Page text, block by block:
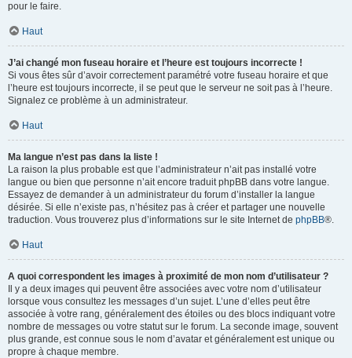
pour le faire.
Haut
J’ai changé mon fuseau horaire et l’heure est toujours incorrecte !
Si vous êtes sûr d’avoir correctement paramétré votre fuseau horaire et que
l’heure est toujours incorrecte, il se peut que le serveur ne soit pas à l’heure.
Signalez ce problème à un administrateur.
Haut
Ma langue n’est pas dans la liste !
La raison la plus probable est que l’administrateur n’ait pas installé votre
langue ou bien que personne n’ait encore traduit phpBB dans votre langue.
Essayez de demander à un administrateur du forum d’installer la langue
désirée. Si elle n’existe pas, n’hésitez pas à créer et partager une nouvelle
traduction. Vous trouverez plus d’informations sur le site Internet de phpBB®.
Haut
A quoi correspondent les images à proximité de mon nom d’utilisateur ?
Il y a deux images qui peuvent être associées avec votre nom d’utilisateur
lorsque vous consultez les messages d’un sujet. L’une d’elles peut être
associée à votre rang, généralement des étoiles ou des blocs indiquant votre
nombre de messages ou votre statut sur le forum. La seconde image, souvent
plus grande, est connue sous le nom d’avatar et généralement est unique ou
propre à chaque membre.